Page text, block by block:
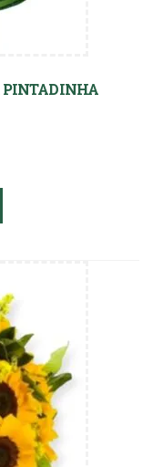
PINTADINHA